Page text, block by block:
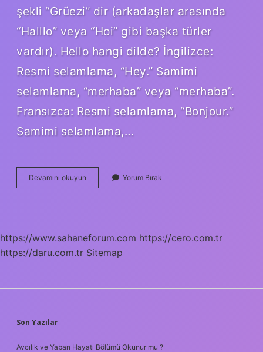
şekli “Grüezi” dir (arkadaşlar arasında
“Halllo” veya “Hoi” gibi başka türler
vardır). Hello hangi dilde? İngilizce:
Resmi selamlama, “Hey.” Samimi
selamlama, “merhaba” veya “merhaba”.
Fransızca: Resmi selamlama, “Bonjour.”
Samimi selamlama,…
Devamını okuyun
Hangi
Yorum Bırak
https://www.sahaneforum.com https://cero.com.tr
https://daru.com.tr Sitemap
SIDEBAR
Son Yazılar
Avcılık ve Yaban Hayatı Bölümü Okunur mu ?